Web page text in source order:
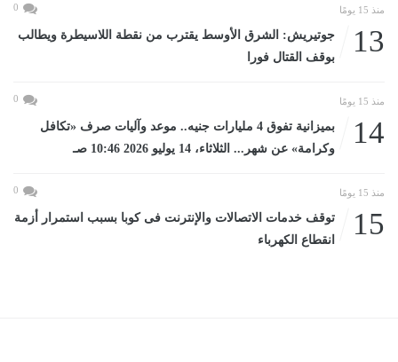
منذ 15 يومًا 0
13
جوتيريش: الشرق الأوسط يقترب من نقطة اللاسيطرة ويطالب
بوقف القتال فورا
منذ 15 يومًا 0
14
بميزانية تفوق 4 مليارات جنيه.. موعد وآليات صرف «تكافل
وكرامة» عن شهر... الثلاثاء، 14 يوليو 2026 10:46 صـ
منذ 15 يومًا 0
15
توقف خدمات الاتصالات والإنترنت فى كوبا بسبب استمرار أزمة
انقطاع الكهرباء